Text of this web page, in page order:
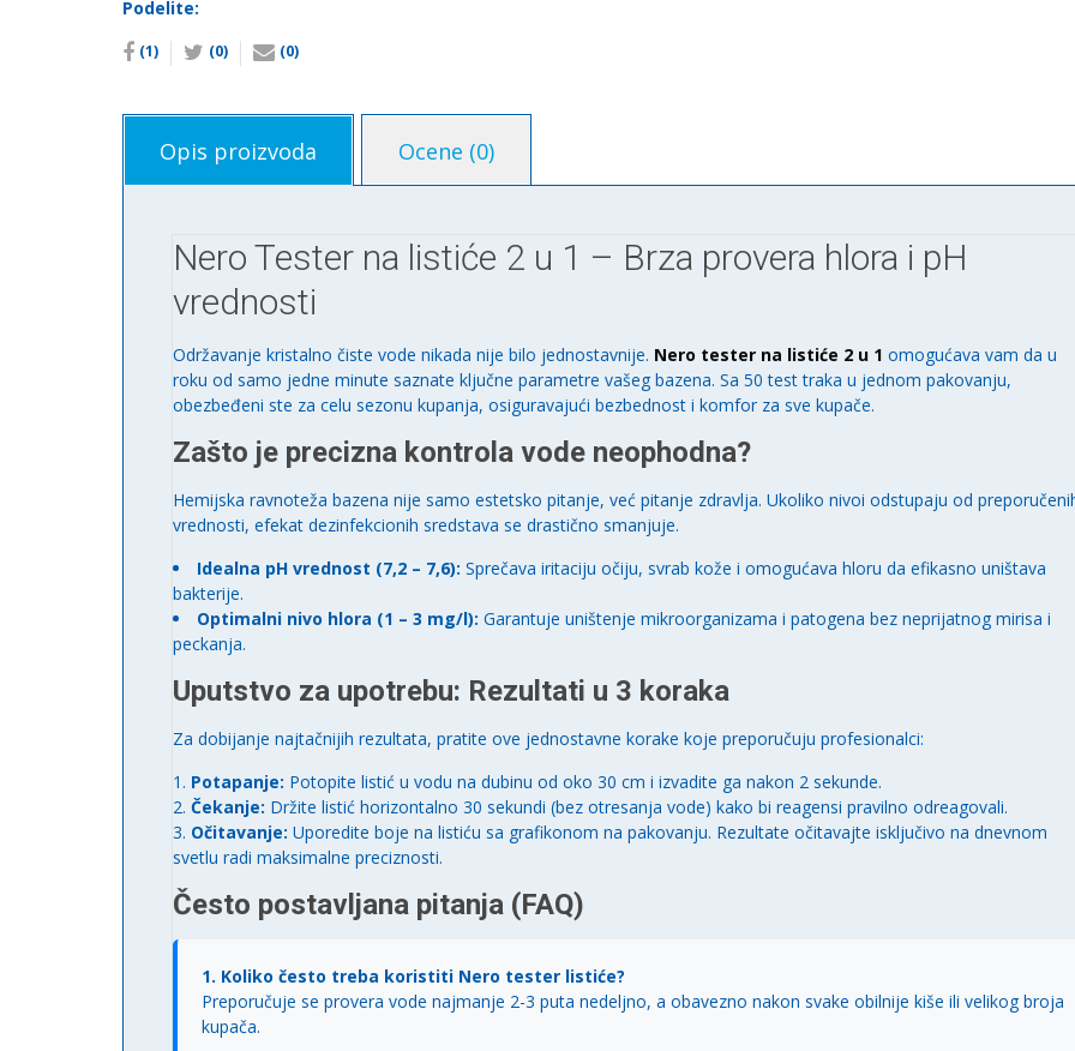
Podelite:
(1) (0) (0)
Opis proizvoda Ocene (0)
Nero Tester na listiće 2 u 1 – Brza provera hlora i pH
vrednosti
Održavanje kristalno čiste vode nikada nije bilo jednostavnije. Nero tester na listiće 2 u 1 omogućava vam da u
roku od samo jedne minute saznate ključne parametre vašeg bazena. Sa 50 test traka u jednom pakovanju,
obezbeđeni ste za celu sezonu kupanja, osiguravajući bezbednost i komfor za sve kupače.
Zašto je precizna kontrola vode neophodna?
Hemijska ravnoteža bazena nije samo estetsko pitanje, već pitanje zdravlja. Ukoliko nivoi odstupaju od
vrednosti, efekat dezinfekcionih sredstava se drastično smanjuje.
Idealna pH vrednost (7,2 – 7,6): Sprečava iritaciju očiju, svrab kože i omogućava hloru da efikasno uništava
bakterije.
Optimalni nivo hlora (1 – 3 mg/l): Garantuje uništenje mikroorganizama i patogena bez neprijatnog mirisa i
peckanja.
Uputstvo za upotrebu: Rezultati u 3 koraka
Za dobijanje najtačnijih rezultata, pratite ove jednostavne korake koje preporučuju profesionalci:
Potapanje: Potopite listić u vodu na dubinu od oko 30 cm i izvadite ga nakon 2 sekunde.
Čekanje: Držite listić horizontalno 30 sekundi (bez otresanja vode) kako bi reagensi pravilno odreagovali.
Očitavanje: Uporedite boje na listiću sa grafikonom na pakovanju. Rezultate očitavajte isključivo na dnevnom
svetlu radi maksimalne preciznosti.
Često postavljana pitanja (FAQ)
1. Koliko često treba koristiti Nero tester listiće?
Preporučuje se provera vode najmanje 2-3 puta nedeljno, a obavezno nakon svake obilnije kiše ili velikog broja
kupača.